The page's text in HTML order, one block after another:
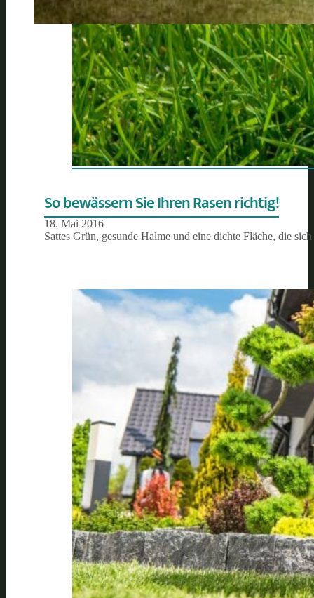
So bewässern Sie Ihren Rasen richtig!
18. Mai 2016
Sattes Grün, gesunde Halme und eine dichte Fläche, die